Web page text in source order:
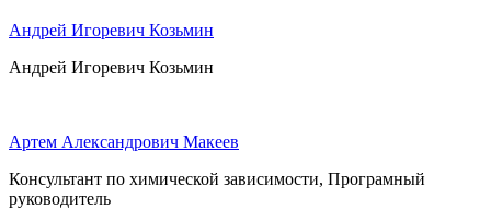
Андрей Игоревич Козьмин
Андрей Игоревич Козьмин
Артем Александрович Макеев
Консультант по химической зависимости, Програмный
руководитель